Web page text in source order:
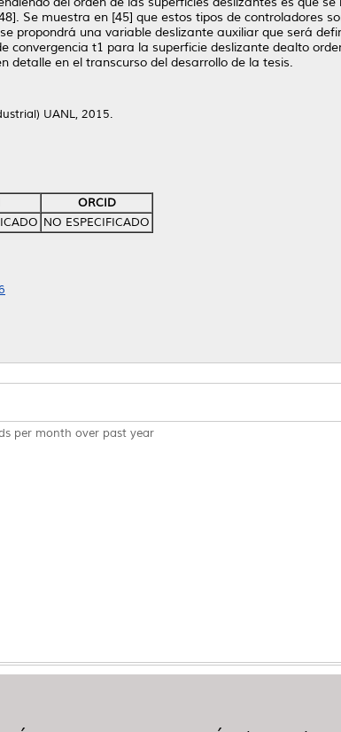
Se muestra en [45] que estos tipos de controladores
propondrá una variable deslizante auxiliar que será
convergencia t1 para la superficie deslizante dealto
detalle en el transcurso del desarrollo de la tesis.
UANL, 2015.
ORCID
NO ESPECIFICADO
per month over past year